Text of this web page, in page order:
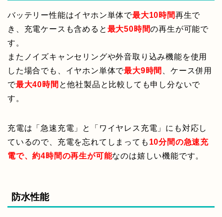
バッテリー性能はイヤホン単体で最大10時間再生で
き、充電ケースも含めると 最大50時間の再生が可能で
す。
またノイズキャンセリングや外音取り込み機能を使用
した場合でも、イヤホン単体で最大9時間 、ケース併用
で最大40時間 と他社製品と比較しても申し分ないで
す。
充電は「急速充電」と「ワイヤレス充電」にも対応し
ているので、充電を忘れてしまっても 10分間の急速充
電で、約4時間の再生が可能なのは嬉しい機能です。
防水性能